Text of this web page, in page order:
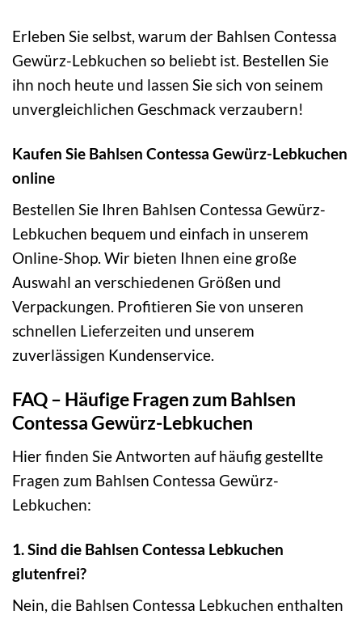
Erleben Sie selbst, warum der Bahlsen Contessa
Gewürz-Lebkuchen so beliebt ist. Bestellen Sie
ihn noch heute und lassen Sie sich von seinem
unvergleichlichen Geschmack verzaubern!
Kaufen Sie Bahlsen Contessa Gewürz-Lebkuchen
online
Bestellen Sie Ihren Bahlsen Contessa Gewürz-
Lebkuchen bequem und einfach in unserem
Online-Shop. Wir bieten Ihnen eine große
Auswahl an verschiedenen Größen und
Verpackungen. Profitieren Sie von unseren
schnellen Lieferzeiten und unserem
zuverlässigen Kundenservice.
FAQ – Häufige Fragen zum Bahlsen
Contessa Gewürz-Lebkuchen
Hier finden Sie Antworten auf häufig gestellte
Fragen zum Bahlsen Contessa Gewürz-
Lebkuchen:
1. Sind die Bahlsen Contessa Lebkuchen
glutenfrei?
Nein, die Bahlsen Contessa Lebkuchen enthalten